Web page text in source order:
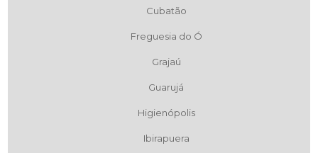
Cubatão
Freguesia do Ó
Grajaú
Guarujá
Higienópolis
Ibirapuera